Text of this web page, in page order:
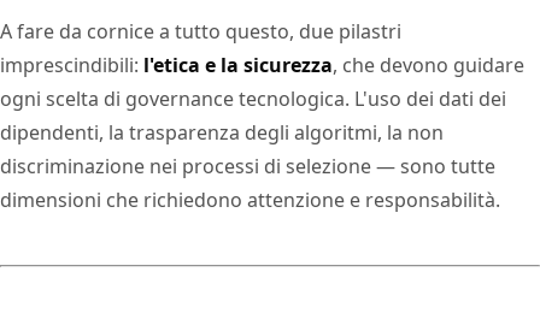
A fare da cornice a tutto questo, due pilastri
imprescindibili: l'etica e la sicurezza, che devono guidare
ogni scelta di governance tecnologica. L'uso dei dati dei
dipendenti, la trasparenza degli algoritmi, la non
discriminazione nei processi di selezione — sono tutte
dimensioni che richiedono attenzione e responsabilità.